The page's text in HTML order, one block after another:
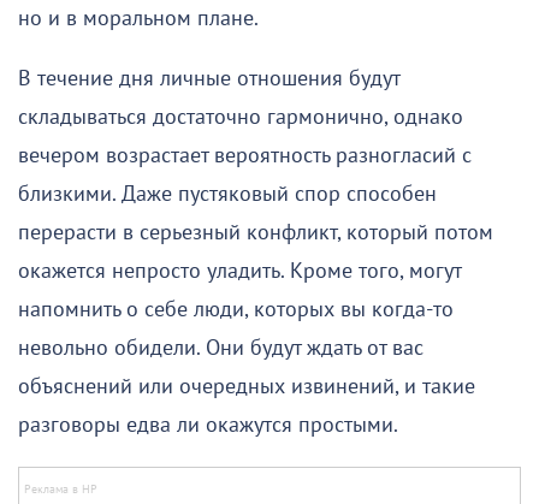
но и в моральном плане.
В течение дня личные отношения будут
складываться достаточно гармонично, однако
вечером возрастает вероятность разногласий с
близкими. Даже пустяковый спор способен
перерасти в серьезный конфликт, который потом
окажется непросто уладить. Кроме того, могут
напомнить о себе люди, которых вы когда-то
невольно обидели. Они будут ждать от вас
объяснений или очередных извинений, и такие
разговоры едва ли окажутся простыми.